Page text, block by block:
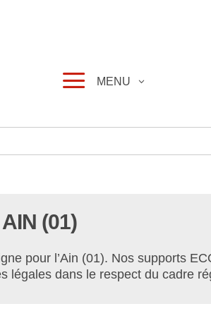
a MENU
(01)
pour l’Ain (01). Nos supports
légales dans le respect du cadre